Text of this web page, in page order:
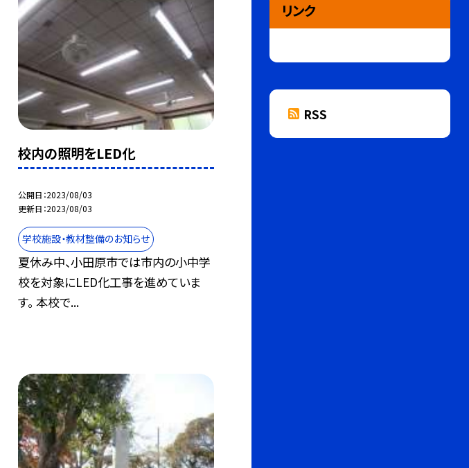
校内の照明をLED化
公開日 2023/08/03
更新日 2023/08/03
学校施設・教材整備のお知らせ
夏休み中、小田原市では市内の小中学
校を対象にLED化工事を進めていま
す。 本校で...
リンク
RSS